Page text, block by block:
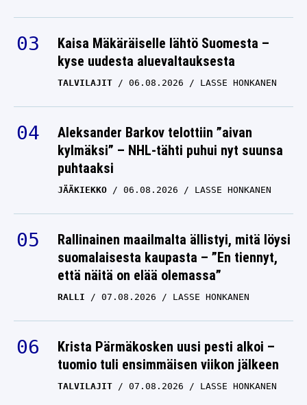
Kaisa Mäkäräiselle lähtö Suomesta –
kyse uudesta aluevaltauksesta
TALVILAJIT 06.08.2026 LASSE HONKANEN
Aleksander Barkov telottiin ”aivan
kylmäksi” – NHL-tähti puhui nyt suunsa
puhtaaksi
JÄÄKIEKKO 06.08.2026 LASSE HONKANEN
Rallinainen maailmalta ällistyi, mitä löysi
suomalaisesta kaupasta – ”En tiennyt,
että näitä on elää olemassa”
RALLI 07.08.2026 LASSE HONKANEN
Krista Pärmäkosken uusi pesti alkoi –
tuomio tuli ensimmäisen viikon jälkeen
TALVILAJIT 07.08.2026 LASSE HONKANEN